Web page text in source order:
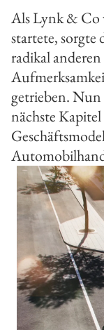
Als Lynk & Co
startete, sorgte
radikal
getrieben. Nun
nächste